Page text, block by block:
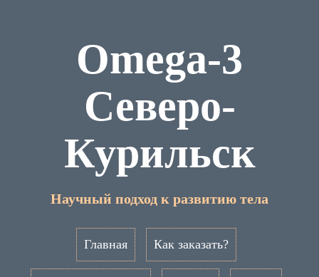
Omega-3
Северо-
Курильск
Научный подход к развитию тела
Главная Как заказать?